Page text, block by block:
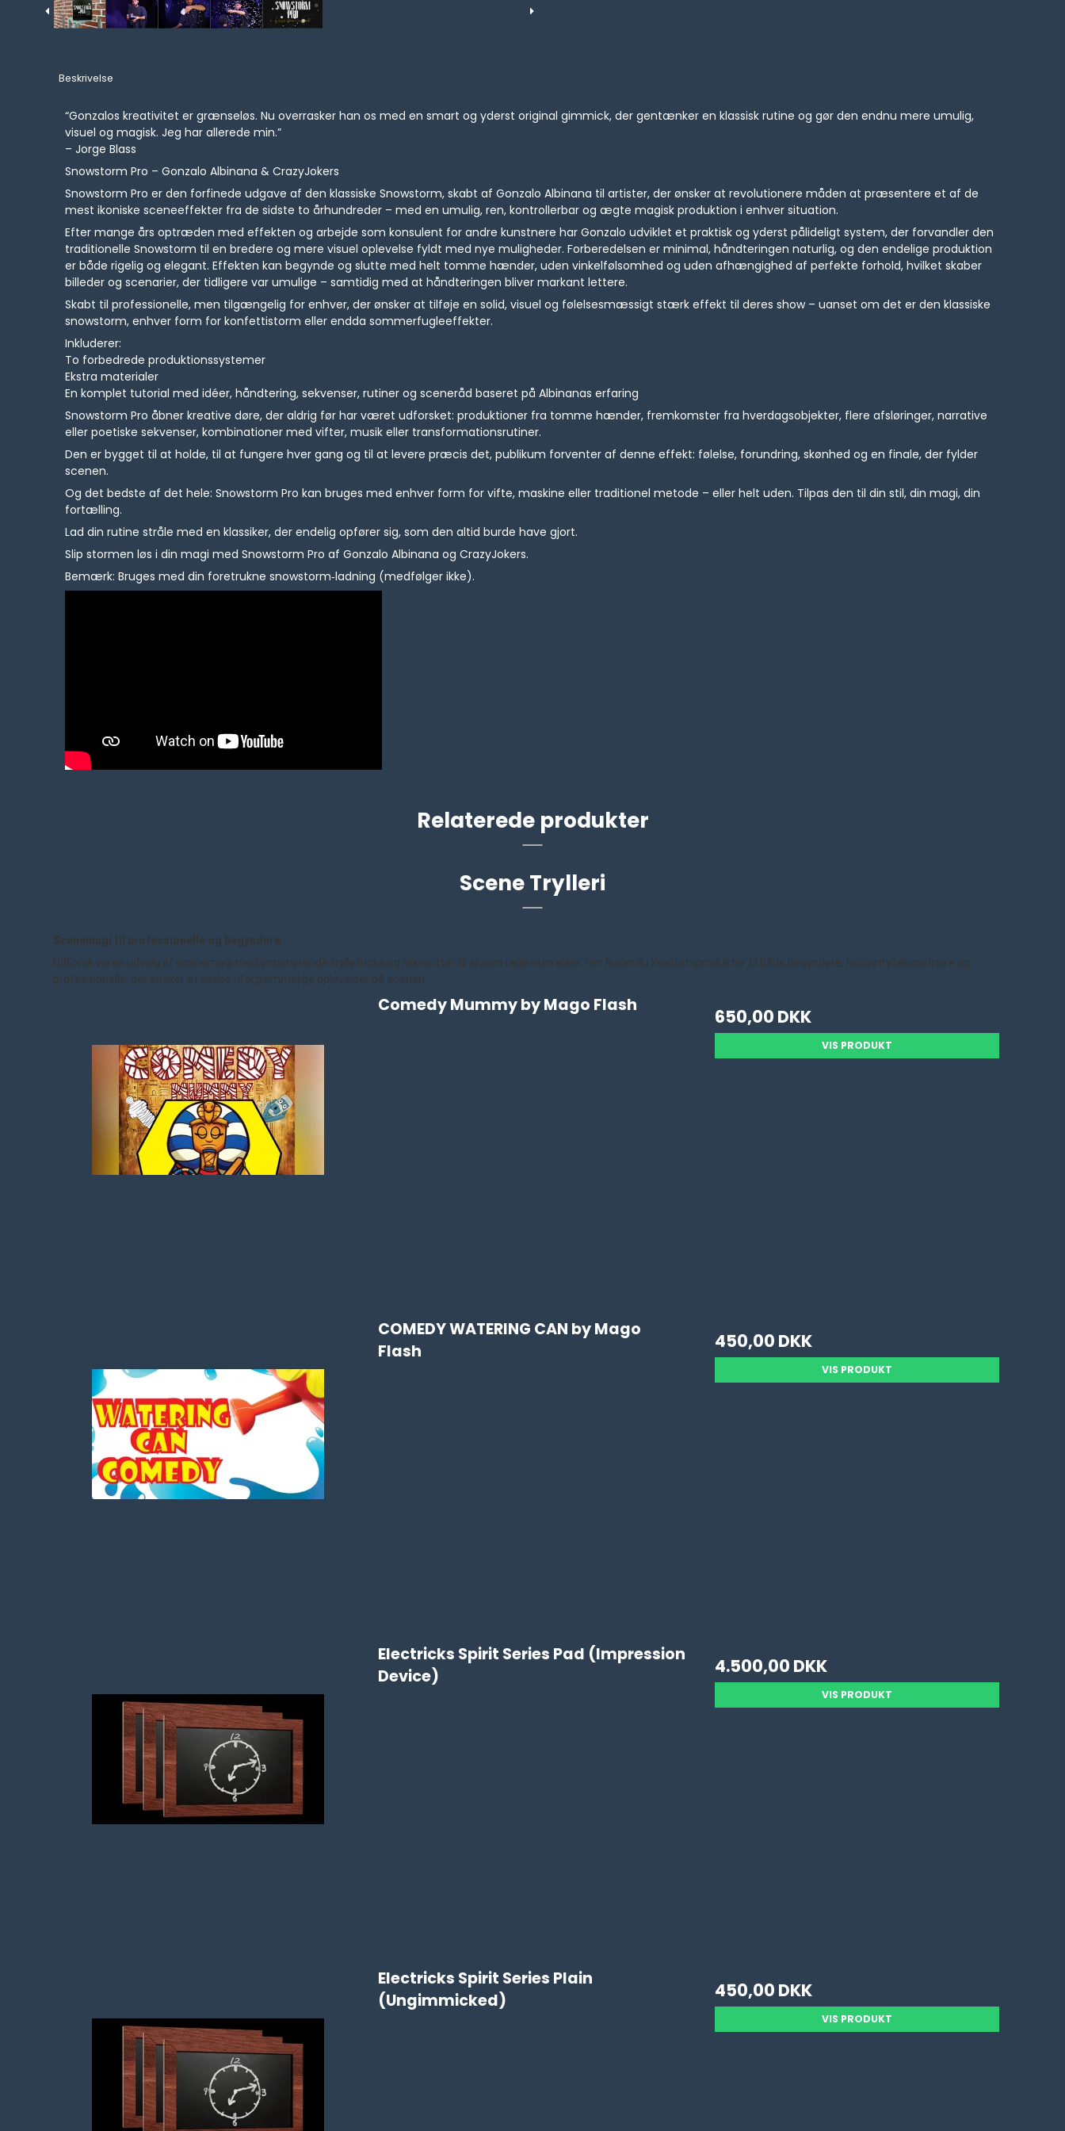
Beskrivelse
“Gonzalos kreativitet er grænseløs. Nu overrasker han os med en smart og yderst original gimmick, der gentænker en klassisk rutine og gør den endnu mere umulig,
visuel og magisk. Jeg har allerede min.”
– Jorge Blass
Snowstorm Pro – Gonzalo Albinana & CrazyJokers
Snowstorm Pro er den forfinede udgave af den klassiske Snowstorm, skabt af Gonzalo Albinana til artister, der ønsker at revolutionere måden at præsentere et af de
mest ikoniske sceneeffekter fra de sidste to århundreder – med en umulig, ren, kontrollerbar og ægte magisk produktion i enhver situation.
Efter mange års optræden med effekten og arbejde som konsulent for andre kunstnere har Gonzalo udviklet et praktisk og yderst pålideligt system, der forvandler den
traditionelle Snowstorm til en bredere og mere visuel oplevelse fyldt med nye muligheder. Forberedelsen er minimal, håndteringen naturlig, og den endelige produktion
er både rigelig og elegant. Effekten kan begynde og slutte med helt tomme hænder, uden vinkelfølsomhed og uden afhængighed af perfekte forhold, hvilket skaber
billeder og scenarier, der tidligere var umulige – samtidig med at håndteringen bliver markant lettere.
Skabt til professionelle, men tilgængelig for enhver, der ønsker at tilføje en solid, visuel og følelsesmæssigt stærk effekt til deres show – uanset om det er den klassiske
snowstorm, enhver form for konfettistorm eller endda sommerfugleeffekter.
Inkluderer:
To forbedrede produktionssystemer
Ekstra materialer
En komplet tutorial med idéer, håndtering, sekvenser, rutiner og sceneråd baseret på Albinanas erfaring
Snowstorm Pro åbner kreative døre, der aldrig før har været udforsket: produktioner fra tomme hænder, fremkomster fra hverdagsobjekter, flere afsløringer, narrative
eller poetiske sekvenser, kombinationer med vifter, musik eller transformationsrutiner.
Den er bygget til at holde, til at fungere hver gang og til at levere præcis det, publikum forventer af denne effekt: følelse, forundring, skønhed og en finale, der fylder
scenen.
Og det bedste af det hele: Snowstorm Pro kan bruges med enhver form for vifte, maskine eller traditionel metode – eller helt uden. Tilpas den til din stil, din magi, din
fortælling.
Lad din rutine stråle med en klassiker, der endelig opfører sig, som den altid burde have gjort.
Slip stormen løs i din magi med Snowstorm Pro af Gonzalo Albinana og CrazyJokers.
Bemærk: Bruges med din foretrukne snowstorm‑ladning (medfølger ikke).
Relaterede produkter
Scene Trylleri
Scenemagi til professionelle og begyndere
Udforsk vores udvalg af scenemagi med imponerende trylletricks og rekvisitter til shows i alle størrelser. Her finder du kvalitetsprodukter til både begyndere, hobbytryllekunstnere og
professionelle, der ønsker at skabe uforglemmelige oplevelser på scenen.
Comedy Mummy by Mago Flash
650,00 DKK
VIS PRODUKT
COMEDY WATERING CAN by Mago
Flash
450,00 DKK
VIS PRODUKT
Electricks Spirit Series Pad (Impression
Device)
4.500,00 DKK
VIS PRODUKT
Electricks Spirit Series Plain
(Ungimmicked)
450,00 DKK
VIS PRODUKT